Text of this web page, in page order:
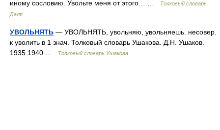
иному сословию. Увольте меня от этого… …
Толковый словарь
Даля
УВОЛЬНЯТЬ — УВОЛЬНЯТЬ, увольняю, увольняешь. несовер.
к уволить в 1 знач. Толковый словарь Ушакова. Д.Н. Ушаков.
1935 1940 …
Толковый словарь Ушакова